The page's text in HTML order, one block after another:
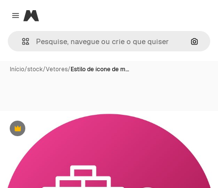
Close menu
Magnific
Início/stock/Vetores/Estilo de ícone de m…
Premium